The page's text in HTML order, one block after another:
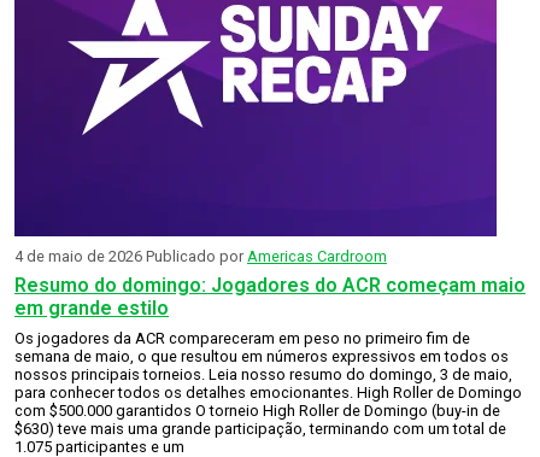
Resumo do domingo: Jogadores do ACR começam maio
em grande estilo
4 de maio de 2026 Publicado por Americas Cardroom
Os jogadores da ACR compareceram em peso no primeiro fim de
semana de maio, o que resultou em números expressivos em todos os
nossos principais torneios. Leia nosso resumo do domingo, 3 de maio,
para conhecer todos os detalhes emocionantes. High Roller de Domingo
com $500.000 garantidos O torneio High Roller de Domingo (buy-in de
$630) teve mais uma grande participação, terminando com um total de
1.075 participantes e um